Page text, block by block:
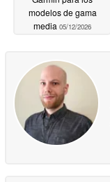
modelos de gama
media 05/12/2026